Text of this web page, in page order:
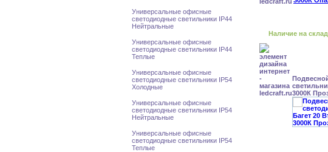
Универсальные офисные
светодиодные светильники IP44
Нейтральные
Универсальные офисные
светодиодные светильники IP44
Теплые
Универсальные офисные
светодиодные светильники IP54
Холодные
Универсальные офисные
светодиодные светильники IP54
Нейтральные
Универсальные офисные
светодиодные светильники IP54
Теплые
Наличие на
3000К